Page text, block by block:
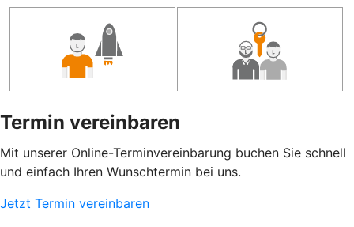
Termin vereinbaren
Mit unserer Online-Terminvereinbarung buchen Sie schnell
und einfach Ihren Wunschtermin bei uns.
Jetzt Termin vereinbaren